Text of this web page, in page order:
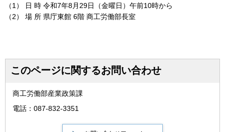
（1） 日 時 令和7年8月29日（金曜日）午前10時から
（2） 場 所 県庁東館 6階 商工労働部長室
このページに関するお問い合わせ
商工労働部産業政策課
電話：087-832-3351